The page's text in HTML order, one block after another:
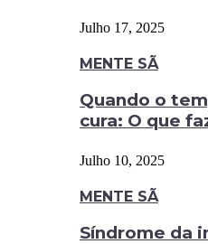
Julho 17, 2025
MENTE SÃ
Quando o
cura: O que
Julho 10, 2025
MENTE SÃ
Síndrome da